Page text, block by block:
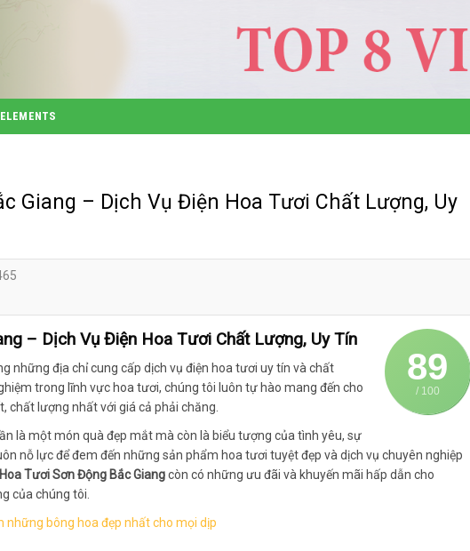
ELEMENTS
Giang – Dịch Vụ Điện Hoa Tươi Chất Lượng, Uy
89
/ 100
– Dịch Vụ Điện Hoa Tươi Chất Lượng, Uy Tín
những địa chỉ cung cấp dịch vụ điện hoa tươi uy tín và chất
trong lĩnh vực hoa tươi, chúng tôi luôn tự hào mang đến cho
chất lượng nhất với giá cả phải chăng.
là một món quà đẹp mắt mà còn là biểu tượng của tình yêu, sự
nỗ lực để đem đến những sản phẩm hoa tươi tuyệt đẹp và dịch vụ chuyên nghiệp
Tươi Sơn Động Bắc Giangcòn có những ưu đãi và khuyến mãi hấp dẫn cho
của chúng tôi.
những bông hoa đẹp nhất cho mọi dịp